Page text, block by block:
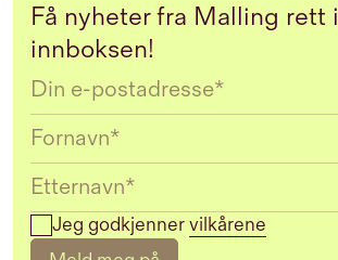
Få nyheter fra Malling rett i
innboksen!
Email
Jeg godkjennervilkårene